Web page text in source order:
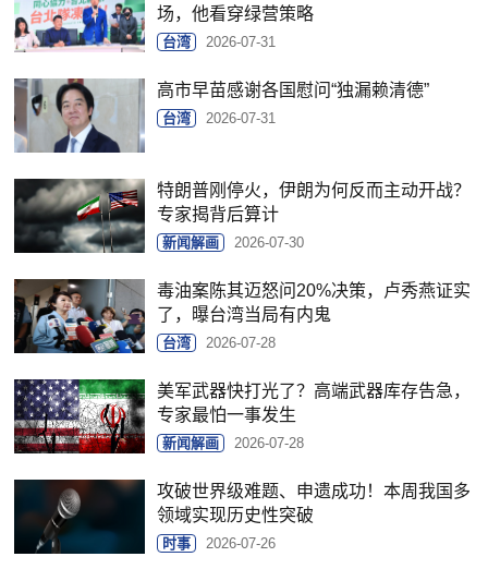
场，他看穿绿营策略
台湾 2026-07-31
高市早苗感谢各国慰问“独漏赖清德”
台湾 2026-07-31
特朗普刚停火，伊朗为何反而主动开战？
专家揭背后算计
新闻解画 2026-07-30
毒油案陈其迈怒问20%决策，卢秀燕证实
了，曝台湾当局有内鬼
台湾 2026-07-28
美军武器快打光了？高端武器库存告急，
专家最怕一事发生
新闻解画 2026-07-28
攻破世界级难题、申遗成功！本周我国多
领域实现历史性突破
时事 2026-07-26